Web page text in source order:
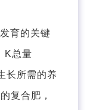
育的关键
K总量
长所需的养
复合肥，